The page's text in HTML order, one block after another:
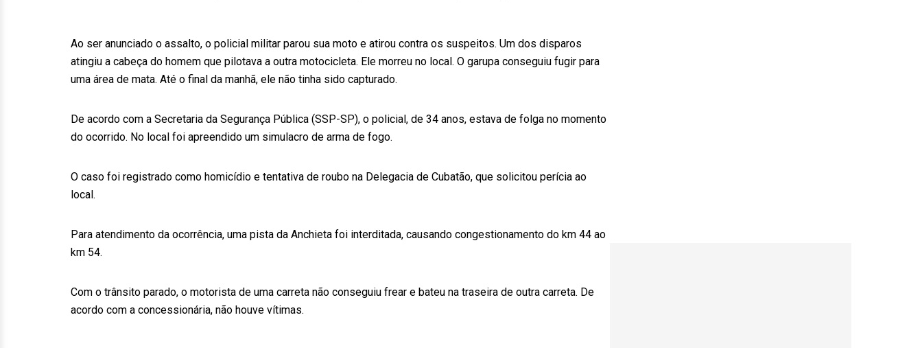
Ao ser anunciado o assalto, o policial militar parou sua moto e atirou contra os suspeitos. Um dos disparos
atingiu a cabeça do homem que pilotava a outra motocicleta. Ele morreu no local. O garupa conseguiu fugir para
uma área de mata. Até o final da manhã, ele não tinha sido capturado.
De acordo com a Secretaria da Segurança Pública (SSP-SP), o policial, de 34 anos, estava de folga no momento
do ocorrido. No local foi apreendido um simulacro de arma de fogo.
O caso foi registrado como homicídio e tentativa de roubo na Delegacia de Cubatão, que solicitou perícia ao
local.
Para atendimento da ocorrência, uma pista da Anchieta foi interditada, causando congestionamento do km 44 ao
km 54.
Com o trânsito parado, o motorista de uma carreta não conseguiu frear e bateu na traseira de outra carreta. De
acordo com a concessionária, não houve vítimas.